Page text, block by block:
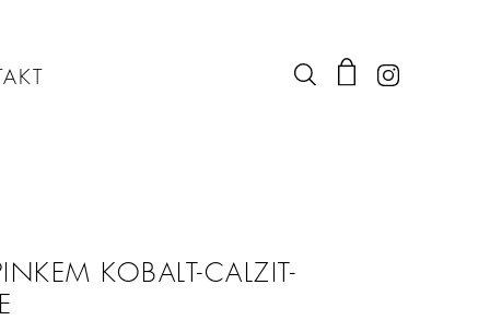
KOBALT-CALZIT-